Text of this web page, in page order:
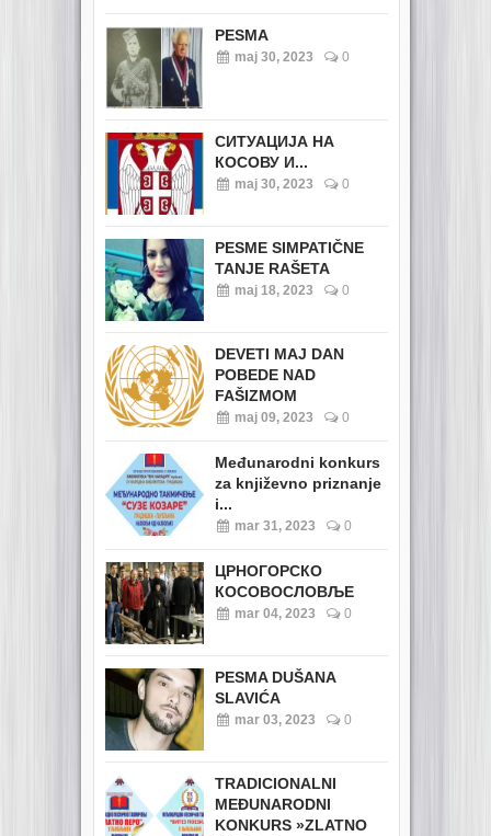
PESMA
maj 30, 2023 0
СИТУАЦИЈА НА
КОСОВУ И...
maj 30, 2023 0
PESME SIMPATIČNE
TANJE RAŠETA
maj 18, 2023 0
DEVETI MAJ DAN
POBEDE NAD
FAŠIZMOM
maj 09, 2023 0
Međunarodni konkurs
za književno priznanje
i...
mar 31, 2023 0
ЦРНОГОРСКО
КОСОВОСЛОВЉЕ
mar 04, 2023 0
PESMA DUŠANA
SLAVIĆA
mar 03, 2023 0
TRADICIONALNI
MEĐUNARODNI
KONKURS »ZLATNO